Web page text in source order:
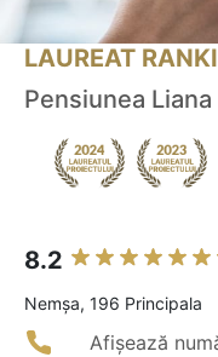
LAUREAT
Pensiunea
8.2
Nemşa, 196 Principala
Afișează